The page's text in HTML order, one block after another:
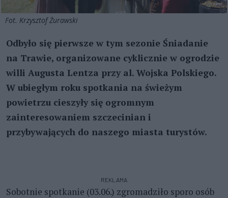
Fot. Krzysztof Żurawski
Odbyło się pierwsze w tym sezonie Śniadanie
na Trawie, organizowane cyklicznie w ogrodzie
willi Augusta Lentza przy al. Wojska Polskiego.
W ubiegłym roku spotkania na świeżym
powietrzu cieszyły się ogromnym
zainteresowaniem szczecinian i
przybywających do naszego miasta turystów.
REKLAMA
Sobotnie spotkanie (03.06.) zgromadziło sporo osób